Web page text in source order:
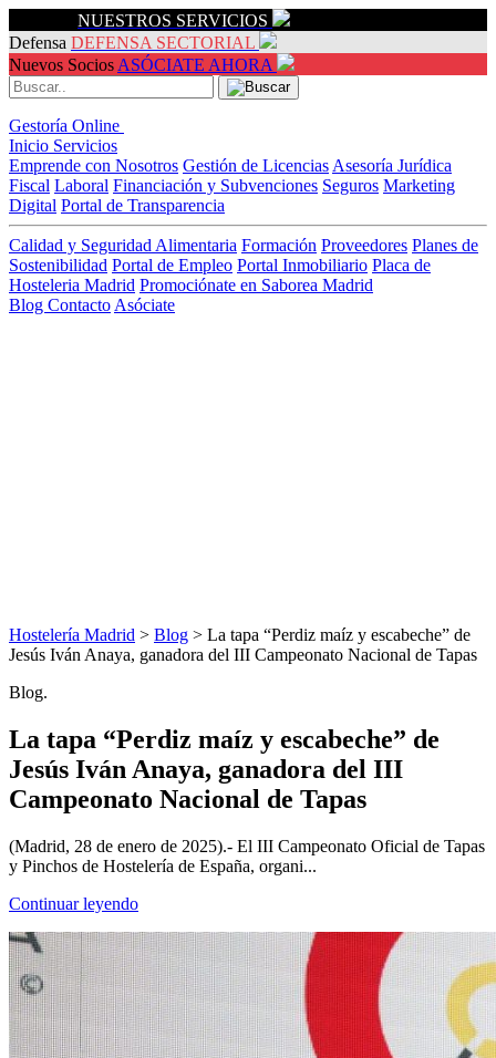
NUESTROS SERVICIOS
Defensa DEFENSA SECTORIAL
Nuevos Socios ASÓCIATE AHORA
Gestoría Online
Inicio Servicios
Emprende con Nosotros Gestión de Licencias Asesoría Jurídica
Fiscal Laboral Financiación y Subvenciones Seguros Marketing
Digital Portal de Transparencia
Calidad y Seguridad Alimentaria Formación Proveedores Planes de
Sostenibilidad Portal de Empleo Portal Inmobiliario Placa de
Hosteleria Madrid Promociónate en Saborea Madrid
Blog Contacto Asóciate
Hostelería Madrid > Blog > La tapa “Perdiz maíz y escabeche” de
Jesús Iván Anaya, ganadora del III Campeonato Nacional de Tapas
Blog.
La tapa “Perdiz maíz y escabeche” de
Jesús Iván Anaya, ganadora del III
Campeonato Nacional de Tapas
(Madrid, 28 de enero de 2025).- El III Campeonato Oficial de Tapas
y Pinchos de Hostelería de España, organi...
Continuar leyendo